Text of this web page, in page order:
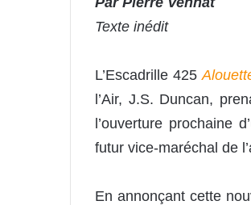
Texte inédit
L’Escadrille 425
l’Air, J.S. Duncan,
l’ouverture prochaine
futur vice-maréchal de
En annonçant cette